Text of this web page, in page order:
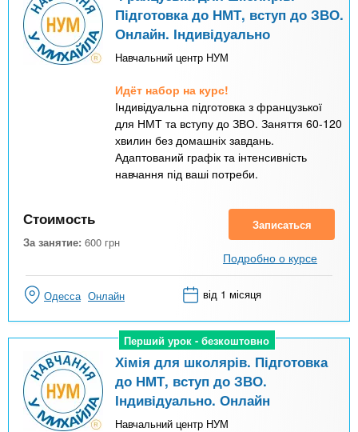
Підготовка до НМТ, вступ до ЗВО.
Онлайн. Індивідуально
Навчальний центр НУМ
Идёт набор на курс!
Індивідуальна підготовка з французької
для НМТ та вступу до ЗВО. Заняття 60-120
хвилин без домашніх завдань.
Адаптований графік та інтенсивність
навчання під ваші потреби.
Стоимость
За занятие: 600 грн
Записаться
Подробно о курсе
Одесса Онлайн від 1 місяця
Перший урок - безкоштовно
Перший урок - безкоштовно
Хімія для школярів. Підготовка
до НМТ, вступ до ЗВО.
Індивідуально. Онлайн
Навчальний центр НУМ